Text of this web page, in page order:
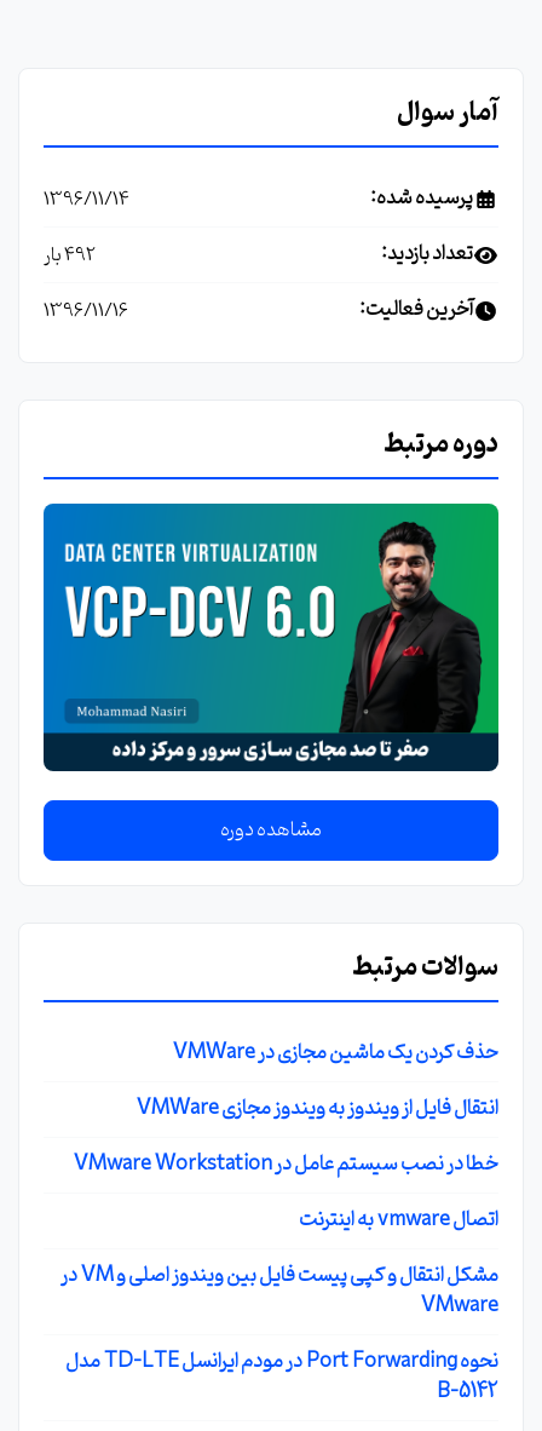
آمار سوال
پرسیده شده: 1396/11/14
تعداد بازدید: 492 بار
آخرین فعالیت: 1396/11/16
دوره مرتبط
مشاهده دوره
سوالات مرتبط
حذف کردن یک ماشین مجازی در VMWare
انتقال فایل از ویندوز به ویندوز مجازی VMWare
خطا در نصب سیستم عامل در VMware Workstation
اتصال vmware به اینترنت
مشکل انتقال و کپی پیست فایل بین ویندوز اصلی و VM در
VMware
نحوه Port Forwarding در مودم ایرانسل TD-LTE مدل
B-5142